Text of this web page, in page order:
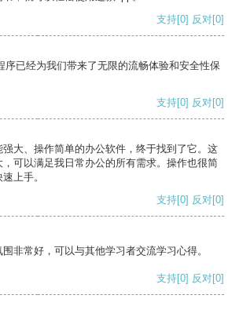
支持[0] 反对[0]
序已经为我们带来了无限的流畅体验和安全性保
支持[0] 反对[0]
大、操作简单的办公软件，终于找到了它。这
可以满足我日常办公的所有需求。操作也很简
上手。
支持[0] 反对[0]
非常好，可以与其他学习者交流学习心得。
支持[0] 反对[0]